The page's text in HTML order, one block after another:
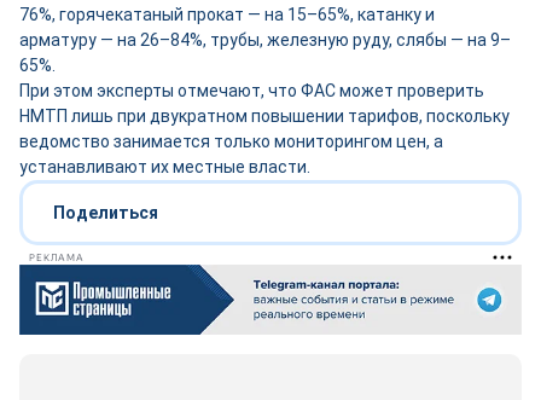
76%, горячекатаный прокат — на 15–65%, катанку и
арматуру — на 26–84%, трубы, железную руду, слябы — на 9–
65%.
При этом эксперты отмечают, что ФАС может проверить
НМТП лишь при двукратном повышении тарифов, поскольку
ведомство занимается только мониторингом цен, а
устанавливают их местные власти.
Поделиться
РЕКЛАМА